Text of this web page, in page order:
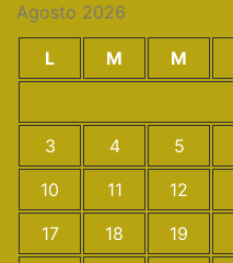
Agosto 2026
L M M
3
4 5
10
11 12
17
18 19